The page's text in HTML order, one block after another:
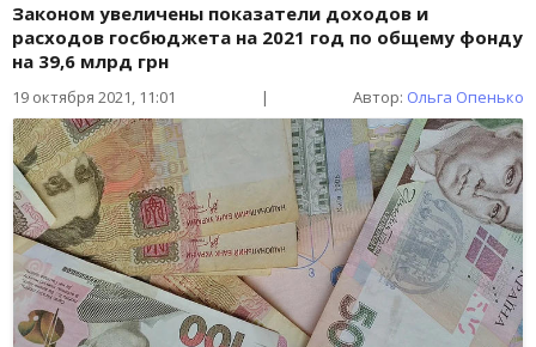
Законом увеличены показатели доходов и
расходов госбюджета на 2021 год по общему фонду
на 39,6 млрд грн
19 октября 2021, 11:01 | Автор: Ольга Опенько